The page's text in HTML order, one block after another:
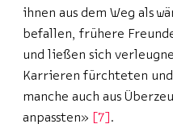
ihnen aus dem Weg als
befallen, frühere
und ließen sich
Karrieren fürchteten und
manche auch aus
anpassten»
7 .